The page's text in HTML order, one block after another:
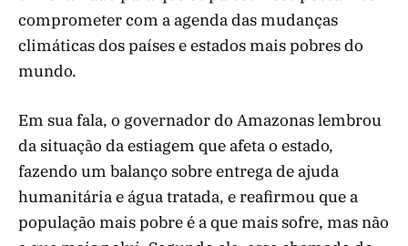
comprometer com a agenda das mudanças
climáticas dos países e estados mais pobres do
mundo.
Em sua fala, o governador do Amazonas lembrou
da situação da estiagem que afeta o estado,
fazendo um balanço sobre entrega de ajuda
humanitária e água tratada, e reafirmou que a
população mais pobre é a que mais sofre, mas não